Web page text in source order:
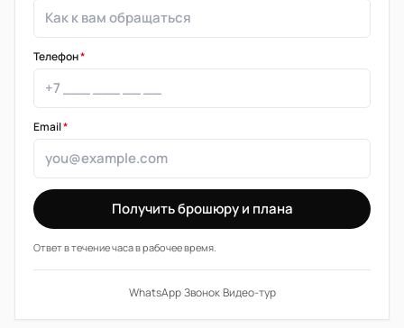
Телефон*
Email*
Получить брошюру и плана
Ответ в течение часа в рабочее время.
WhatsApp·Звонок·Видео-тур